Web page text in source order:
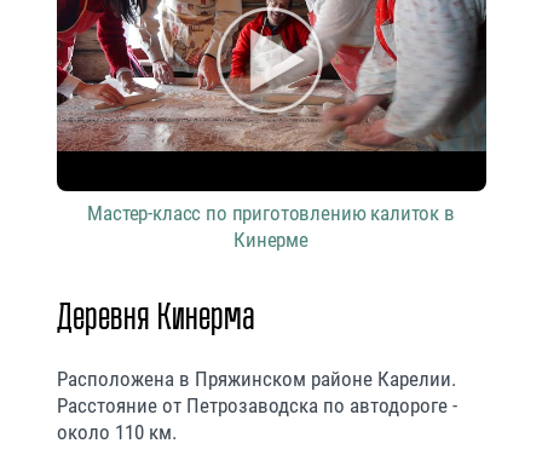
Мастер-класс по приготовлению калиток в
Кинерме
Деревня Кинерма
Расположена в Пряжинском районе Карелии.
Расстояние от Петрозаводска по автодороге -
около 110 км.